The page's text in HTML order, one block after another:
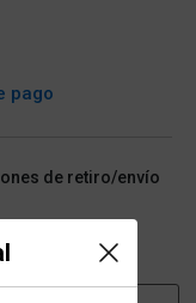
pago
de retiro/envío